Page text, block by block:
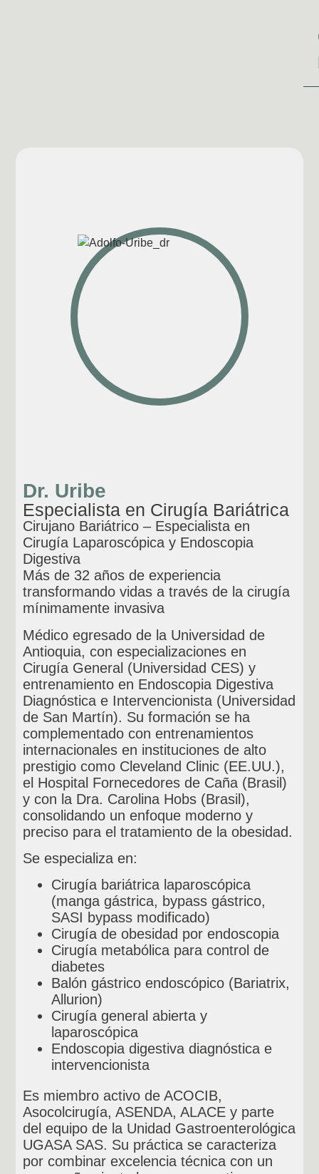
Dr. Uribe
Especialista en Cirugía Bariátrica
Cirujano Bariátrico – Especialista en
Cirugía Laparoscópica y Endoscopia
Digestiva
Más de 32 años de experiencia
transformando vidas a través de la cirugía
mínimamente invasiva
Médico egresado de la Universidad de
Antioquia, con especializaciones en
Cirugía General (Universidad CES) y
entrenamiento en Endoscopia Digestiva
Diagnóstica e Intervencionista (Universidad
de San Martín). Su formación se ha
complementado con entrenamientos
internacionales en instituciones de alto
prestigio como Cleveland Clinic (EE.UU.),
el Hospital Fornecedores de Caña (Brasil)
y con la Dra. Carolina Hobs (Brasil),
consolidando un enfoque moderno y
preciso para el tratamiento de la obesidad.
Se especializa en:
Cirugía bariátrica laparoscópica
(manga gástrica, bypass gástrico,
SASI bypass modificado)
Cirugía de obesidad por endoscopia
Cirugía metabólica para control de
diabetes
Balón gástrico endoscópico (Bariatrix,
Allurion)
Cirugía general abierta y
laparoscópica
Endoscopia digestiva diagnóstica e
intervencionista
Es miembro activo de ACOCIB,
Asocolcirugía, ASENDA, ALACE y parte
del equipo de la Unidad Gastroenterológica
UGASA SAS. Su práctica se caracteriza
por combinar excelencia técnica con un